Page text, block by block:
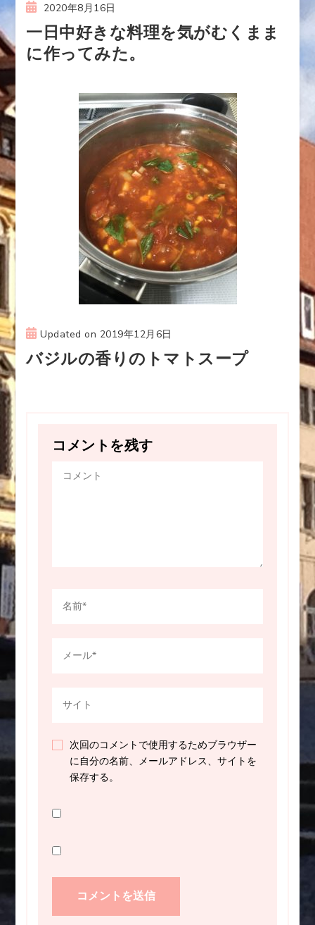
2020年8月16日
一日中好きな料理を気がむくまま
に作ってみた。
Updated on 2019年12月6日
バジルの香りのトマトスープ
コメントを残す
次回のコメントで使用するためブラウザー
に自分の名前、メールアドレス、サイトを
保存する。